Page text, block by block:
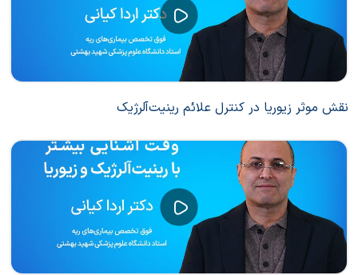
نقش موثر زیوریا در کنترل علائم رینیت‌آلرژیک